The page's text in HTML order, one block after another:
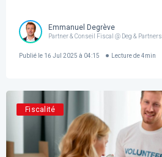
Emmanuel Degrève
Partner & Conseil Fiscal @ Deg & Partners
Publié le 16 Jul 2025 à 04:15 Lecture de 4min
Fiscalité